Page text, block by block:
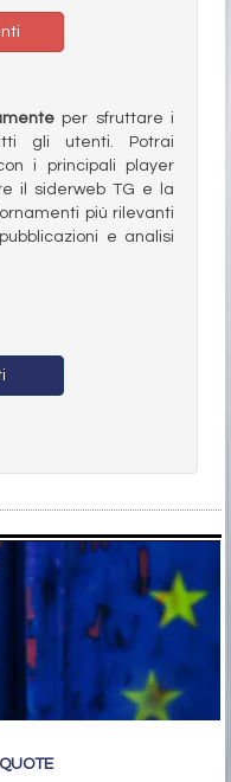
per sfruttare i
gli utenti. Potrai
i principali player
il siderweb TG e la
più rilevanti
e analisi